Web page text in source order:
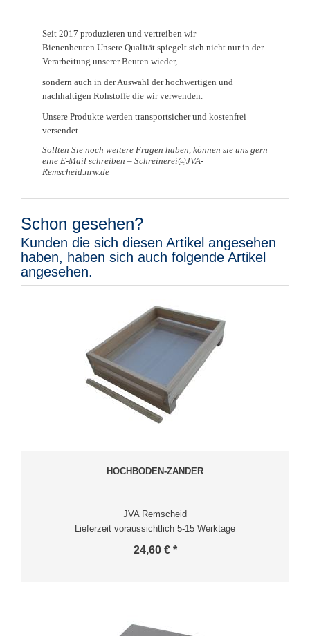
Seit 2017 produzieren und vertreiben wir
Bienenbeuten.Unsere Qualität spiegelt sich nicht nur in der
Verarbeitung unserer Beuten wieder,
sondern auch in der Auswahl der hochwertigen und
nachhaltigen Rohstoffe die wir verwenden.
Unsere Produkte werden transportsicher und kostenfrei
versendet.
Sollten Sie noch weitere Fragen haben, können sie uns gern
eine E-Mail schreiben – Schreinerei@JVA-
Remscheid.nrw.de
Schon gesehen?
Kunden die sich diesen Artikel angesehen
haben, haben sich auch folgende Artikel
angesehen.
HOCHBODEN-ZANDER
JVA Remscheid
Lieferzeit voraussichtlich 5-15 Werktage
24,60 € *